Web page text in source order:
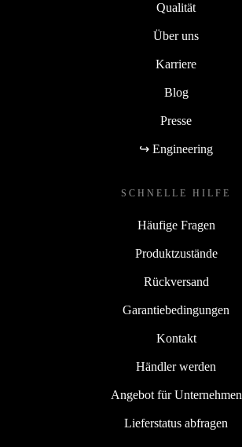
Qualität
Über uns
Karriere
Blog
Presse
↪ Engineering
SCHNELLE HILFE
Häufige Fragen
Produktzustände
Rückversand
Garantiebedingungen
Kontakt
Händler werden
Angebot für Unternehmen
Lieferstatus abfragen